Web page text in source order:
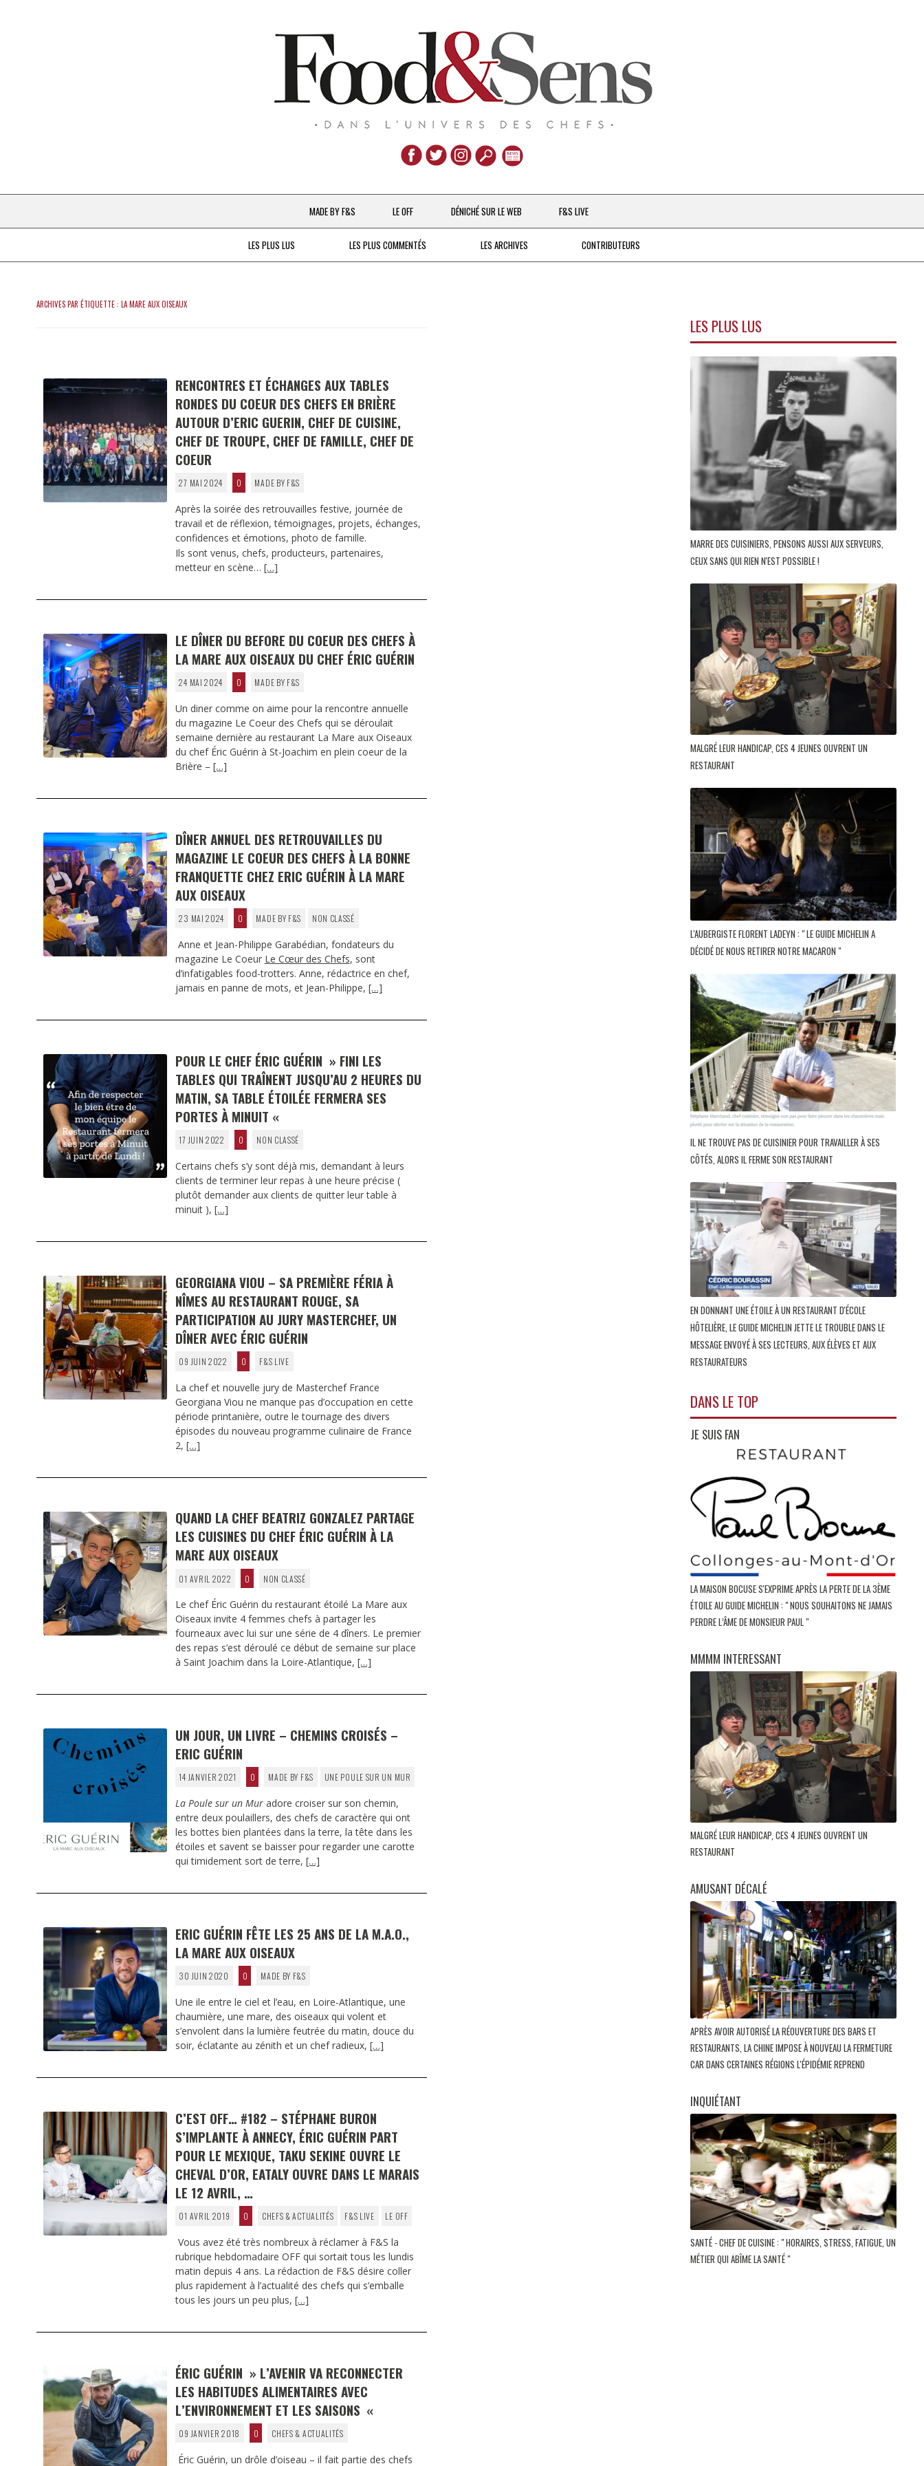
Aller
au
contenu
MADE BY F&S
CHEFS & ACTUALITÉS
LE OFF DÉNICHÉ SUR LE WEB F&S LIVE
LES PLUS LUS LES PLUS COMMENTÉS LES ARCHIVES CONTRIBUTEURS
ARCHIVES PAR ÉTIQUETTE : LA MARE AUX OISEAUX
RENCONTRES ET ÉCHANGES AUX TABLES
RONDES DU COEUR DES CHEFS EN BRIÈRE
AUTOUR D’ERIC GUERIN, CHEF DE CUISINE,
CHEF DE TROUPE, CHEF DE FAMILLE, CHEF DE
COEUR
27 MAI 2024 0 MADE BY F&S
Après la soirée des retrouvailles festive, journée de
travail et de réflexion, témoignages, projets, échanges,
confidences et émotions, photo de famille.
Ils sont venus, chefs, producteurs, partenaires,
metteur en scène… […]
LE DÎNER DU BEFORE DU COEUR DES CHEFS À
LA MARE AUX OISEAUX DU CHEF ÉRIC GUÉRIN
24 MAI 2024 0 MADE BY F&S
Un diner comme on aime pour la rencontre annuelle
du magazine Le Coeur des Chefs qui se déroulait
semaine dernière au restaurant La Mare aux Oiseaux
du chef Éric Guérin à St-Joachim en plein coeur de la
Brière – […]
DÎNER ANNUEL DES RETROUVAILLES DU
MAGAZINE LE COEUR DES CHEFS À LA BONNE
FRANQUETTE CHEZ ERIC GUÉRIN À LA MARE
AUX OISEAUX
23 MAI 2024 0 MADE BY F&S NON CLASSÉ
Anne et Jean-Philippe Garabédian, fondateurs du
magazine Le Coeur Le Cœur des Chefs, sont
d’infatigables food-trotters. Anne, rédactrice en chef,
jamais en panne de mots, et Jean-Philippe, […]
POUR LE CHEF ÉRIC GUÉRIN » FINI LES
TABLES QUI TRAÎNENT JUSQU’AU 2 HEURES DU
MATIN, SA TABLE ÉTOILÉE FERMERA SES
PORTES À MINUIT «
17 JUIN 2022 0 NON CLASSÉ
Certains chefs s’y sont déjà mis, demandant à leurs
clients de terminer leur repas à une heure précise (
plutôt demander aux clients de quitter leur table à
minuit ), […]
GEORGIANA VIOU – SA PREMIÈRE FÉRIA À
NÎMES AU RESTAURANT ROUGE, SA
PARTICIPATION AU JURY MASTERCHEF, UN
DÎNER AVEC ÉRIC GUÉRIN
09 JUIN 2022 0 F&S LIVE
La chef et nouvelle jury de Masterchef France
Georgiana Viou ne manque pas d’occupation en cette
période printanière, outre le tournage des divers
épisodes du nouveau programme culinaire de France
2, […]
QUAND LA CHEF BEATRIZ GONZALEZ PARTAGE
LES CUISINES DU CHEF ÉRIC GUÉRIN À LA
MARE AUX OISEAUX
01 AVRIL 2022 0 NON CLASSÉ
Le chef Éric Guérin du restaurant étoilé La Mare aux
Oiseaux invite 4 femmes chefs à partager les
fourneaux avec lui sur une série de 4 dîners. Le premier
des repas s’est déroulé ce début de semaine sur place
à Saint Joachim dans la Loire-Atlantique, […]
UN JOUR, UN LIVRE – CHEMINS CROISÉS –
ERIC GUÉRIN
14 JANVIER 2021 0 MADE BY F&S UNE POULE SUR UN MUR
La Poule sur un Muradore croiser sur son chemin,
entre deux poulaillers, des chefs de caractère qui ont
les bottes bien plantées dans la terre, la tête dans les
étoiles et savent se baisser pour regarder une carotte
qui timidement sort de terre, […]
ERIC GUÉRIN FÊTE LES 25 ANS DE LA M.A.O.,
LA MARE AUX OISEAUX
30 JUIN 2020 0 MADE BY F&S
Une ile entre le ciel et l’eau, en Loire-Atlantique, une
chaumière, une mare, des oiseaux qui volent et
s’envolent dans la lumière feutrée du matin, douce du
soir, éclatante au zénith et un chef radieux, […]
C’EST OFF… #182 – STÉPHANE BURON
S’IMPLANTE À ANNECY, ÉRIC GUÉRIN PART
POUR LE MEXIQUE, TAKU SEKINE OUVRE LE
CHEVAL D’OR, EATALY OUVRE DANS LE MARAIS
LE 12 AVRIL, …
01 AVRIL 2019 0 CHEFS & ACTUALITÉS F&S LIVE LE OFF
Vous avez été très nombreux à réclamer à F&S la
rubrique hebdomadaire OFF qui sortait tous les lundis
matin depuis 4 ans. La rédaction de F&S désire coller
plus rapidement à l’actualité des chefs qui s’emballe
tous les jours un peu plus, […]
ÉRIC GUÉRIN » L’AVENIR VA RECONNECTER
LES HABITUDES ALIMENTAIRES AVEC
L’ENVIRONNEMENT ET LES SAISONS «
09 JANVIER 2018 0 CHEFS & ACTUALITÉS
Éric Guérin, un drôle d’oiseau – il fait partie des chefs
LES PLUS LUS
MARRE DES CUISINIERS, PENSONS AUSSI AUX SERVEURS,
CEUX SANS QUI RIEN N'EST POSSIBLE !
MALGRÉ LEUR HANDICAP, CES 4 JEUNES OUVRENT UN
RESTAURANT
L'AUBERGISTE FLORENT LADEYN : " LE GUIDE MICHELIN A
DÉCIDÉ DE NOUS RETIRER NOTRE MACARON "
IL NE TROUVE PAS DE CUISINIER POUR TRAVAILLER À SES
CÔTÉS, ALORS IL FERME SON RESTAURANT
EN DONNANT UNE ÉTOILE À UN RESTAURANT D'ÉCOLE
HÔTELIÈRE, LE GUIDE MICHELIN JETTE LE TROUBLE DANS LE
MESSAGE ENVOYÉ À SES LECTEURS, AUX ÉLÈVES ET AUX
RESTAURATEURS
DANS LE TOP
JE SUIS FAN
LA MAISON BOCUSE S'EXPRIME APRÈS LA PERTE DE LA 3ÈME
ÉTOILE AU GUIDE MICHELIN : " NOUS SOUHAITONS NE JAMAIS
PERDRE L’ÂME DE MONSIEUR PAUL "
MMMM INTERESSANT
MALGRÉ LEUR HANDICAP, CES 4 JEUNES OUVRENT UN
RESTAURANT
AMUSANT DÉCALÉ
APRÈS AVOIR AUTORISÉ LA RÉOUVERTURE DES BARS ET
RESTAURANTS, LA CHINE IMPOSE À NOUVEAU LA FERMETURE
CAR DANS CERTAINES RÉGIONS L'ÉPIDÉMIE REPREND
INQUIÉTANT
SANTÉ - CHEF DE CUISINE : " HORAIRES, STRESS, FATIGUE, UN
MÉTIER QUI ABÎME LA SANTÉ "